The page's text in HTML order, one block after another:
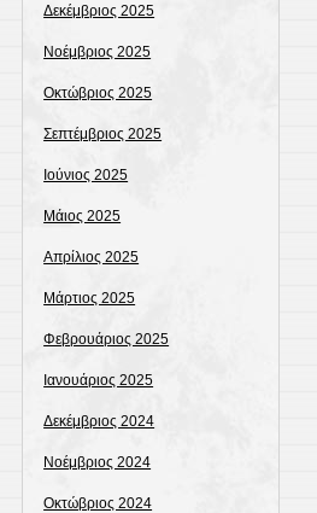
Δεκέμβριος 2025
Νοέμβριος 2025
Οκτώβριος 2025
Σεπτέμβριος 2025
Ιούνιος 2025
Μάιος 2025
Απρίλιος 2025
Μάρτιος 2025
Φεβρουάριος 2025
Ιανουάριος 2025
Δεκέμβριος 2024
Νοέμβριος 2024
Οκτώβριος 2024